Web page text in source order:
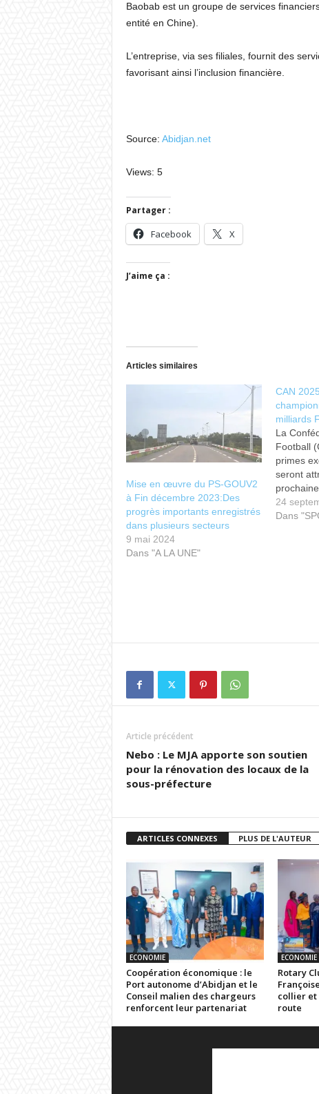
Baobab est un groupe de services
entité en Chine).
L’entreprise, via ses filiales, fournit des
favorisant ainsi l’inclusion financière.
Source: Abidjan.net
Views: 5
Partager :
Facebook X
J’aime ça :
Articles similaires
Mise en œuvre du PS-GOUV2
à Fin décembre 2023:Des
progrès importants enregistrés
dans plusieurs secteurs
9 mai 2024
Dans "A LA UNE"
CAN
milliards
La
Football
primes
seront
Nations
24
Dans
Article précédent
Nebo : Le MJA apporte son soutien
pour la rénovation des locaux de la
sous-préfecture
ARTICLES CONNEXES PLUS DE L'AUTEUR
ECONOMIE
Coopération économique : le
Port autonome d’Abidjan et le
Conseil malien des chargeurs
renforcent leur partenariat
ECONOMIE
Rotary
collier et
route